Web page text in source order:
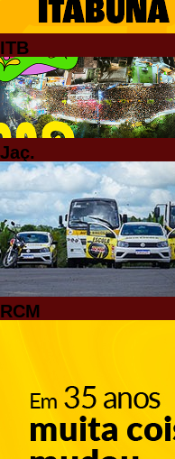
ITB
Jaç.
RCM